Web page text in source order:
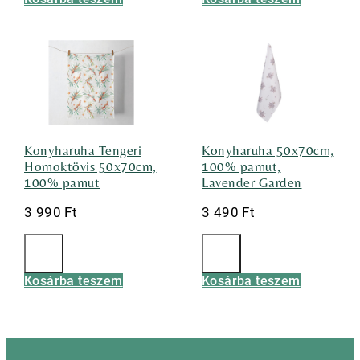
Konyharuha Tengeri
Homoktövis 50x70cm,
100% pamut
3 990 Ft
Kosárba teszem
Konyharuha 50x70cm,
100% pamut,
Lavender Garden
3 490 Ft
Kosárba teszem